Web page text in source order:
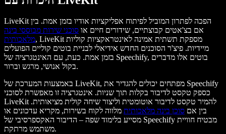
LiveKit הפכה לפתרון המוביל לפיתוח אפליקציות אודיו בזמן אמת. בין
אם בצ'אטים קבוצתיים, שידורים חיים או סוכני שירות מבוססי בינה
מלאכותית, LiveKit מספקת תשתית אמינה לאינטראקציות קוליות
מיידיות. פיצ'ר הסוכנים החדש אידיאלי לבניית בוטים קוליים הפועלים
בזמן אמת. כעת, עם האינטגרציה של Speechify, בוטים אלו מדברים
בקול אנושי, מרגש וברור.
באמצעות המערכת של LiveKit, מפתחים יכולים להגדיר את Speechify
כספק טקסט לדיבור בקלות תוך שניות. אינטגרציה זו מאפשרת לסוכני
LiveKit להמיר טקסט לדיבור אוטומטית וליצור שיחה קולית מציאותית.
בין אם סוכן בינה מלאכותית מלווה לקוח בשירות, מקריא עדכונים או
מסייע בלימוד שפה – הדיבור האקספרסיבי של Speechify מבטיח חוויית
משתמש מרתקת.